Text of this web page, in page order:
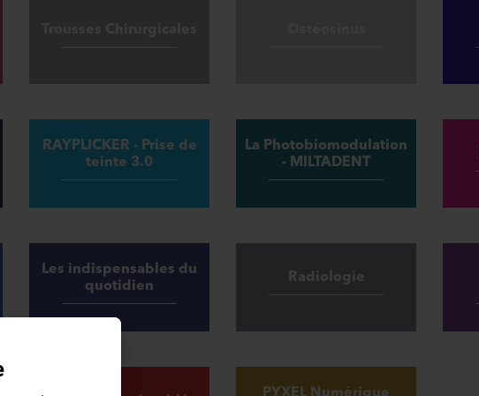
RAYPLICKER - Prise de
teinte 3.0
La Photobiomodulation
- MILTADENT
Les indispensables du
quotidien
Radiologie